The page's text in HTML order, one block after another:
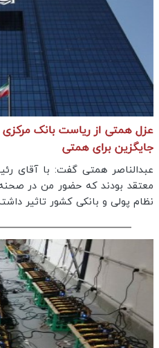
عزل همتی از ریاست بانک مرکزی
جایگزین برای همتی
عبدالناصر همتی گفت: با آقای
معتقد بودند که حضور من در صحنه
نظام پولی و بانکی کشور تاثیر